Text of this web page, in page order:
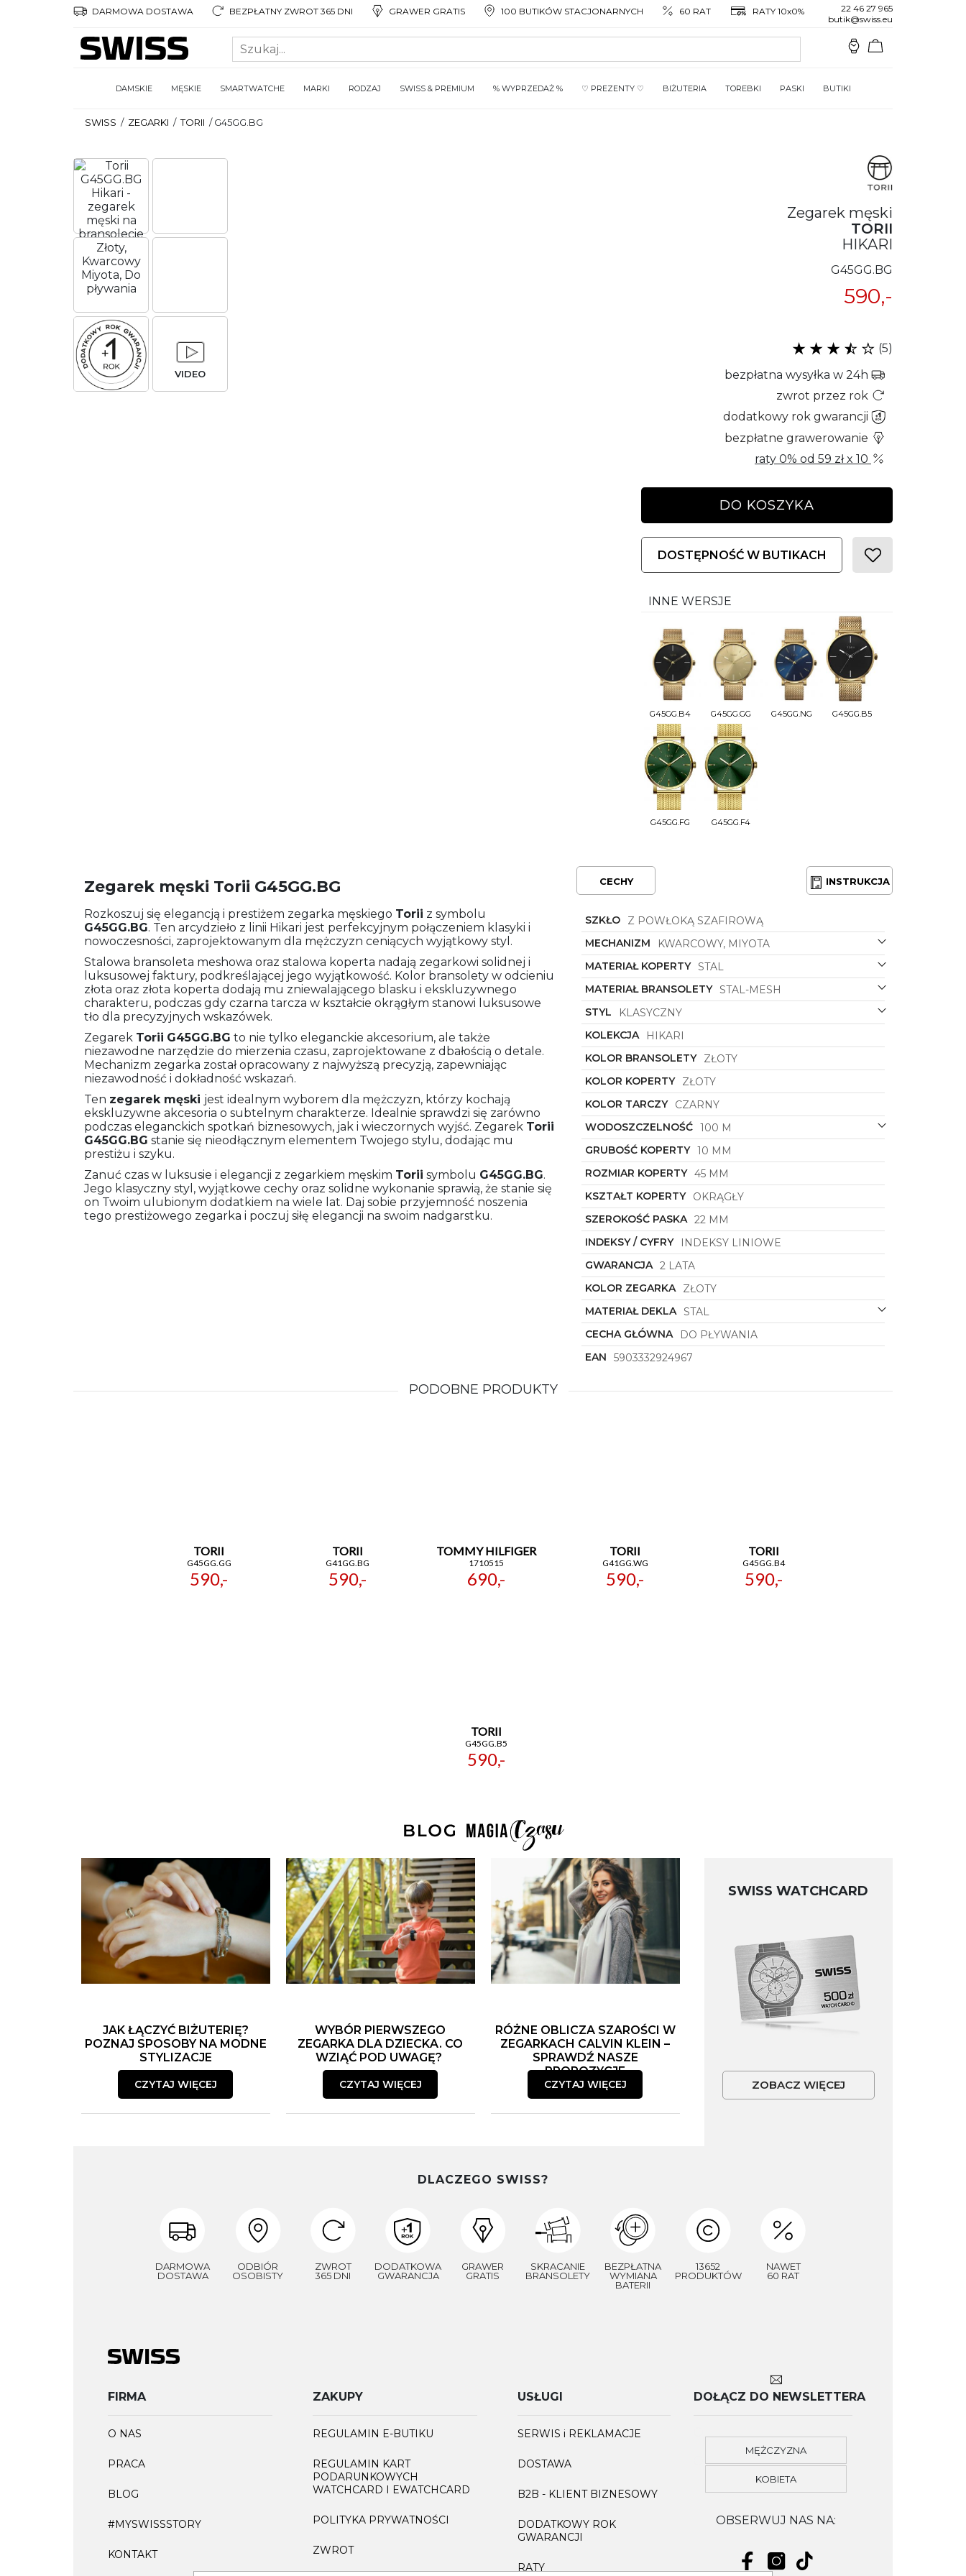
DARMOWA DOSTAWA BEZPŁATNY ZWROT 365 DNI GRAWER GRATIS 100 BUTIKÓW STACJONARNYCH 60 RAT RATY 10x0%
22 46 27 965
butik@swiss.eu
DAMSKIE MĘSKIE SMARTWATCHE MARKI RODZAJ SWISS & PREMIUM % WYPRZEDAŻ % ♡ PREZENTY ♡ BIŻUTERIA TOREBKI PASKI BUTIKI
SWISS / ZEGARKI / TORII /G45GG.BG
VIDEO
Zegarek męski
TORII
HIKARI
G45GG.BG
590,-
(5)
bezpłatna wysyłka w 24h
zwrot przez rok
dodatkowy rok gwarancji
bezpłatne grawerowanie
raty 0% od 59 złx 10
DO KOSZYKA
DOSTĘPNOŚĆ W BUTIKACH
INNE WERSJE
G45GG.B4 G45GG.GG G45GG.NG G45GG.B5
G45GG.FG G45GG.F4
Zegarek męski Torii G45GG.BG
Rozkoszuj się elegancją i prestiżem zegarka męskiego Torii z symbolu
G45GG.BG. Ten arcydzieło z linii Hikari jest perfekcyjnym połączeniem klasyki i
nowoczesności, zaprojektowanym dla mężczyzn ceniących wyjątkowy styl.
Stalowa bransoleta meshowa oraz stalowa koperta nadają zegarkowi solidnej i
luksusowej faktury, podkreślającej jego wyjątkowość. Kolor bransolety w odcieniu
złota oraz złota koperta dodają mu zniewalającego blasku i ekskluzywnego
charakteru, podczas gdy czarna tarcza w kształcie okrągłym stanowi luksusowe
tło dla precyzyjnych wskazówek.
Zegarek Torii G45GG.BG to nie tylko eleganckie akcesorium, ale także
niezawodne narzędzie do mierzenia czasu, zaprojektowane z dbałością o detale.
Mechanizm zegarka został opracowany z najwyższą precyzją, zapewniając
niezawodność i dokładność wskazań.
Ten zegarek męski jest idealnym wyborem dla mężczyzn, którzy kochają
ekskluzywne akcesoria o subtelnym charakterze. Idealnie sprawdzi się zarówno
podczas eleganckich spotkań biznesowych, jak i wieczornych wyjść. Zegarek Torii
G45GG.BG stanie się nieodłącznym elementem Twojego stylu, dodając mu
prestiżu i szyku.
Zanuć czas w luksusie i elegancji z zegarkiem męskim Torii symbolu G45GG.BG.
Jego klasyczny styl, wyjątkowe cechy oraz solidne wykonanie sprawią, że stanie się
on Twoim ulubionym dodatkiem na wiele lat. Daj sobie przyjemność noszenia
tego prestiżowego zegarka i poczuj siłę elegancji na swoim nadgarstku.
CECHY INSTRUKCJA
SZKŁO
Z POWŁOKĄ SZAFIROWĄ
MECHANIZM
KWARCOWY, MIYOTA
MATERIAŁ KOPERTY STAL
MATERIAŁ BRANSOLETY STAL-MESH
STYL
KLASYCZNY
KOLEKCJA
HIKARI
KOLOR BRANSOLETY
ZŁOTY
KOLOR KOPERTY
ZŁOTY
KOLOR TARCZY
CZARNY
WODOSZCZELNOŚĆ 100 M
GRUBOŚĆ KOPERTY 10 MM
ROZMIAR KOPERTY 45 MM
KSZTAŁT KOPERTY
OKRĄGŁY
SZEROKOŚĆ PASKA 22 MM
INDEKSY / CYFRY
INDEKSY LINIOWE
GWARANCJA 2 LATA
KOLOR ZEGARKA
ZŁOTY
MATERIAŁ DEKLA STAL
CECHA GŁÓWNA
DO PŁYWANIA
EAN
5903332924967
PODOBNE PRODUKTY
TORII
G45GG.GG
590,-
TORII
G41GG.BG
590,-
TOMMY HILFIGER
1710515
690,-
TORII
G41GG.WG
590,-
TORII
G45GG.B4
590,-
TORII
G45GG.B5
590,-
JAK ŁĄCZYĆ BIŻUTERIĘ?
POZNAJ SPOSOBY NA MODNE
STYLIZACJE
CZYTAJ WIĘCEJ
WYBÓR PIERWSZEGO
ZEGARKA DLA DZIECKA. CO
WZIĄĆ POD UWAGĘ?
CZYTAJ WIĘCEJ
RÓŻNE OBLICZA SZAROŚCI W
ZEGARKACH CALVIN KLEIN –
SPRAWDŹ NASZE
PROPOZYCJE
CZYTAJ WIĘCEJ
SWISS WATCHCARD
ZOBACZ WIĘCEJ
DLACZEGO SWISS?
DARMOWA
DOSTAWA
ODBIÓR
OSOBISTY
ZWROT
365 DNI
DODATKOWA
GWARANCJA
GRAWER
GRATIS
SKRACANIE
BRANSOLETY
BEZPŁATNA
WYMIANA
BATERII
13652
PRODUKTÓW
NAWET
60 RAT
FIRMA
O NAS
PRACA
BLOG
#MYSWISSSTORY
KONTAKT
ZAKUPY
REGULAMIN E-BUTIKU
REGULAMIN KART
PODARUNKOWYCH
WATCHCARD I EWATCHCARD
POLITYKA PRYWATNOŚCI
ZWROT
USŁUGI
SERWIS i REKLAMACJE
DOSTAWA
B2B - KLIENT BIZNESOWY
DODATKOWY ROK
GWARANCJI
RATY
DOŁĄCZ DO NEWSLETTERA
MĘŻCZYZNA
KOBIETA
OBSERWUJ NAS NA: